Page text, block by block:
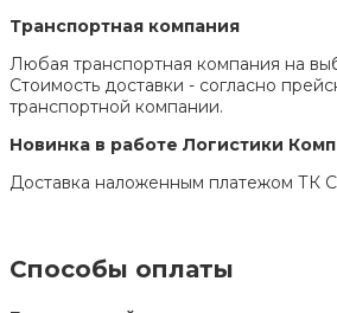
Транспортная компания
Любая транспортная компания на
Стоимость доставки - согласно
транспортной компании.
Новинка в работе Логистики
Доставка наложенным платежом ТК
Способы оплаты